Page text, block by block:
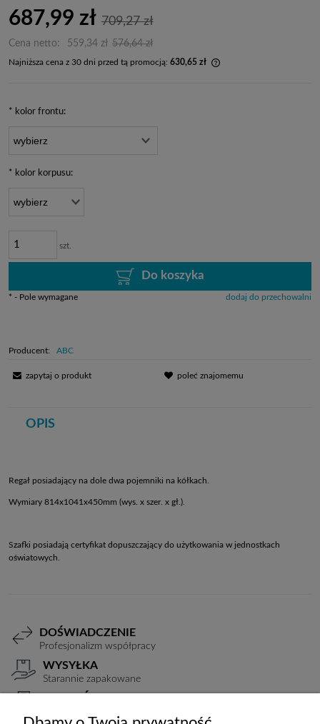
687,99 zł 709,27 zł
Cena netto: 559,34 zł 576,64 zł
Najniższa cena z 30 dni przed tą promocją: 630,65 zł
* kolor frontu:
* kolor korpusu:
szt.
Do koszyka
dodaj do przechowalni
* - Pole wymagane
Producent: ABC
zapytaj o produkt poleć znajomemu
OPIS
Regał posiadający na dole dwa pojemniki na kółkach.
Wymiary 814x1041x450mm (wys. x szer. x gł.).
Szafki posiadają certyfikat dopuszczający do użytkowania w jednostkach
oświatowych.
DOŚWIADCZENIE
Profesjonalizm współpracy
WYSYŁKA
Starannie zapakowane